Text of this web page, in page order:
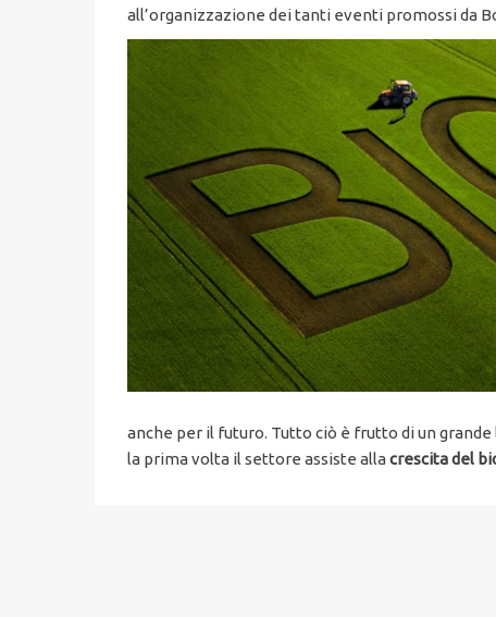
all’organizzazione dei tanti eventi promossi da
anche per il futuro. Tutto ciò è frutto di un
la prima volta il settore assiste allacrescita del